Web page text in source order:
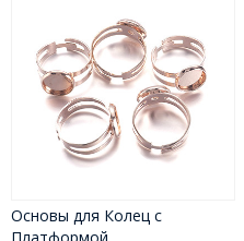
Основы для Колец с